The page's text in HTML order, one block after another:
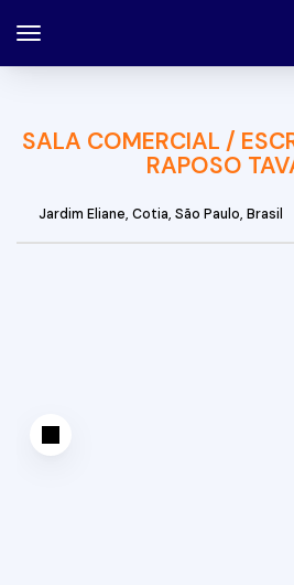
SALA COMERCIAL /
RAPOSO
Jardim Eliane, Cotia, São Paulo, Brasil